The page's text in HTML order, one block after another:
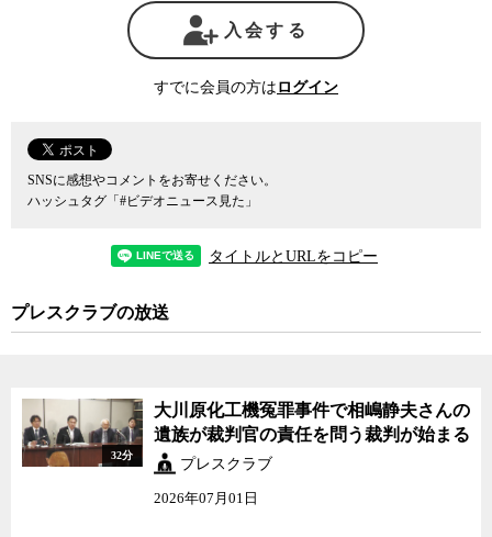
1931年に満州事変によって国際法に反した戦争を最初に仕掛けた加
害国であることをより明確に認識する必要があると語った。
入会する
すでに会員の方は ログイン
SNSに感想やコメントをお寄せください。
ハッシュタグ「#ビデオニュース見た」
タイトルとURLをコピー
プレスクラブの放送
32分
大川原化工機冤罪事件で相嶋静夫さんの
遺族が裁判官の責任を問う裁判が始まる
プレスクラブ
2026年07月01日